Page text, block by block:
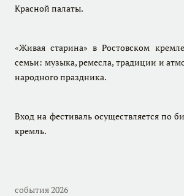
Красной палаты.
«Живая старина» в Ростовском
семьи: музыка, ремесла, традиции и
народного праздника.
Вход на фестиваль осуществляется по
кремль.
события 2026